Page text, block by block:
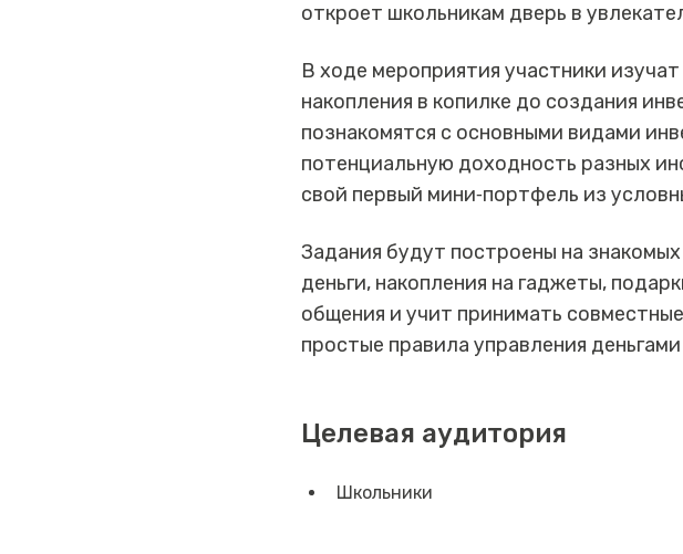
откроет школьникам дверь в
В ходе мероприятия участники
накопления в копилке до создания
познакомятся с основными видами
потенциальную доходность разных
свой первый мини‑портфель из
Задания будут построены на
деньги, накопления на гаджеты,
общения и учит принимать
простые правила управления
Целевая аудитория
Школьники